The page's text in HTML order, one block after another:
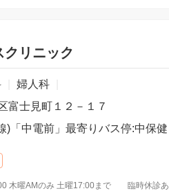
クリニック
婦人科
富士見町１２－１７
木曜AMのみ 土曜17:00まで 臨時休診